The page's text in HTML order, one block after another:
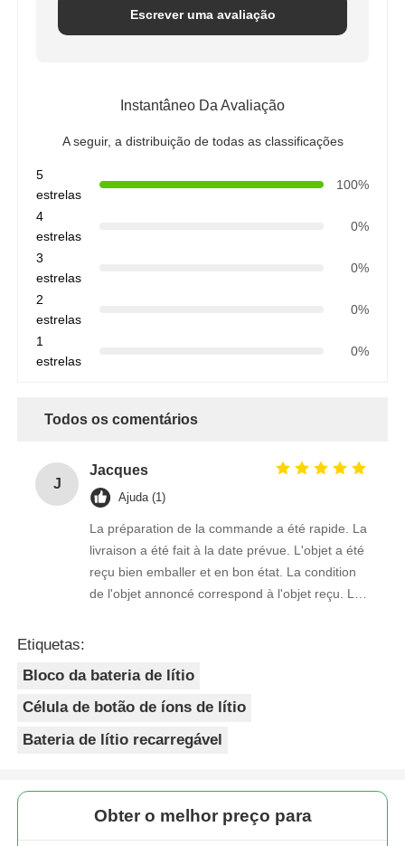
Escrever uma avaliação
Instantâneo Da Avaliação
A seguir, a distribuição de todas as classificações
5
estrelas
100%
4
estrelas
0%
3
estrelas
0%
2
estrelas
0%
1
estrelas
0%
Todos os comentários
J
Jacques
Ajuda (1)
La préparation de la commande a été rapide. La
livraison a été fait à la date prévue. L'objet a été
reçu bien emballer et en bon état. La condition
de l'objet annoncé correspond à l'objet reçu. Le
Etiquetas:
Bloco da bateria de lítio
Célula de botão de íons de lítio
Bateria de lítio recarregável
Obter o melhor preço para